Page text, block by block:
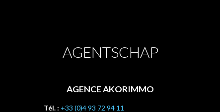
AGENTSCHAP
AGENCE AKORIMMO
Tél. : +33 (0)4 93 72 94 11